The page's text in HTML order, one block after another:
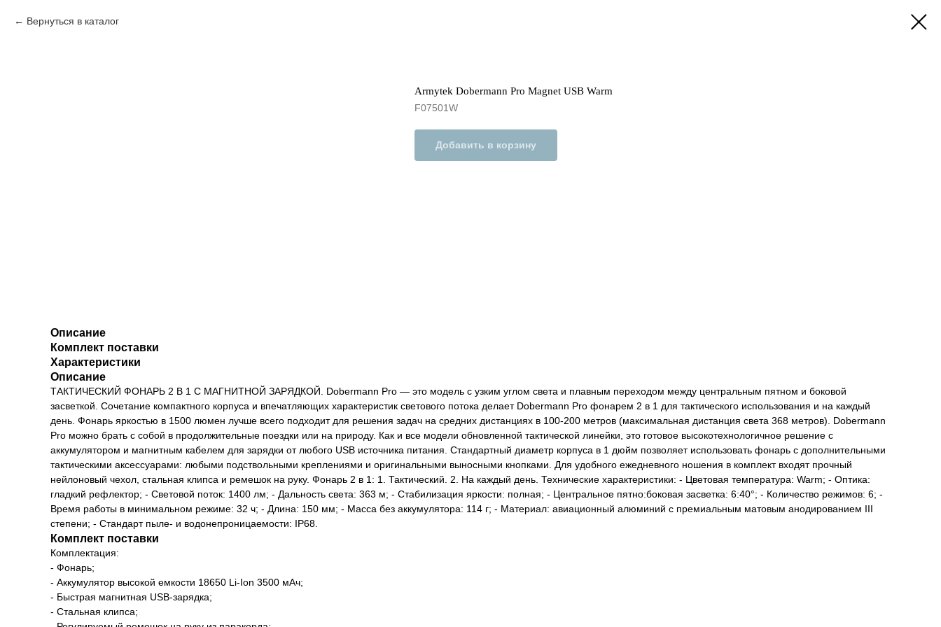
Вернуться в каталог
Armytek Dobermann Pro Magnet USB Warm
F07501W
Добавить в корзину
Описание
Комплект поставки
Характеристики
Описание
ТАКТИЧЕСКИЙ ФОНАРЬ 2 В 1 С МАГНИТНОЙ ЗАРЯДКОЙ. Dobermann Pro — это модель с узким углом света и плавным переходом между центральным пятном и боковой
засветкой. Сочетание компактного корпуса и впечатляющих характеристик светового потока делает Dobermann Pro фонарем 2 в 1 для тактического использования и на каждый
день. Фонарь яркостью в 1500 люмен лучше всего подходит для решения задач на средних дистанциях в 100-200 метров (максимальная дистанция света 368 метров). Dobermann
Pro можно брать с собой в продолжительные поездки или на природу. Как и все модели обновленной тактической линейки, это готовое высокотехнологичное решение с
аккумулятором и магнитным кабелем для зарядки от любого USB источника питания. Стандартный диаметр корпуса в 1 дюйм позволяет использовать фонарь с дополнительными
тактическими аксессуарами: любыми подствольными креплениями и оригинальными выносными кнопками. Для удобного ежедневного ношения в комплект входят прочный
нейлоновый чехол, стальная клипса и ремешок на руку. Фонарь 2 в 1: 1. Тактический. 2. На каждый день. Технические характеристики: - Цветовая температура: Warm; - Оптика:
гладкий рефлектор; - Световой поток: 1400 лм; - Дальность света: 363 м; - Стабилизация яркости: полная; - Центральное пятно:боковая засветка: 6:40°; - Количество режимов: 6; -
Время работы в минимальном режиме: 32 ч; - Длина: 150 мм; - Масса без аккумулятора: 114 г; - Материал: авиационный алюминий с премиальным матовым анодированием III
степени; - Стандарт пыле- и водонепроницаемости: IP68.
Комплект поставки
Комплектация:
- Фонарь;
- Аккумулятор высокой емкости 18650 Li-Ion 3500 мАч;
- Быстрая магнитная USB-зарядка;
- Стальная клипса;